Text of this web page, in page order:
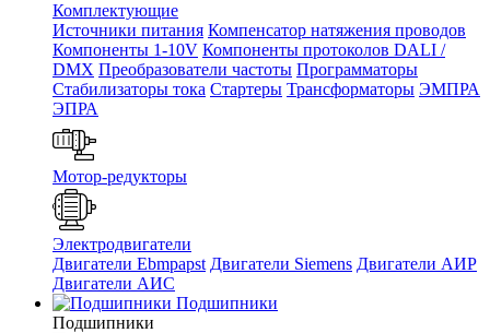
Комплектующие
Источники питания Компенсатор натяжения проводов
Компоненты 1-10V Компоненты протоколов DALI /
DMX Преобразователи частоты Программаторы
Стабилизаторы тока Стартеры Трансформаторы ЭМПРА
ЭПРА
Мотор-редукторы
Электродвигатели
Двигатели Ebmpapst Двигатели Siemens Двигатели АИР
Двигатели АИС
Подшипники
Подшипники